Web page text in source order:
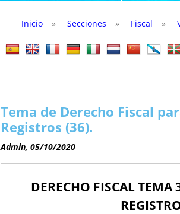
INFORMES MENSUALES
TITULARES DESDE 2002
A MANO
FUTURAS NORMAS
VOCES
Inicio » Secciones » Fiscal »
Tema de Derecho Fiscal
Registros (36).
Admin, 05/10/2020
DERECHO FISCAL